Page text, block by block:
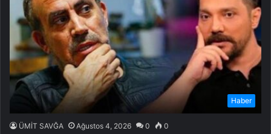
Haber
ÜMİT SAVĞA Ağustos 4, 2026 0 0